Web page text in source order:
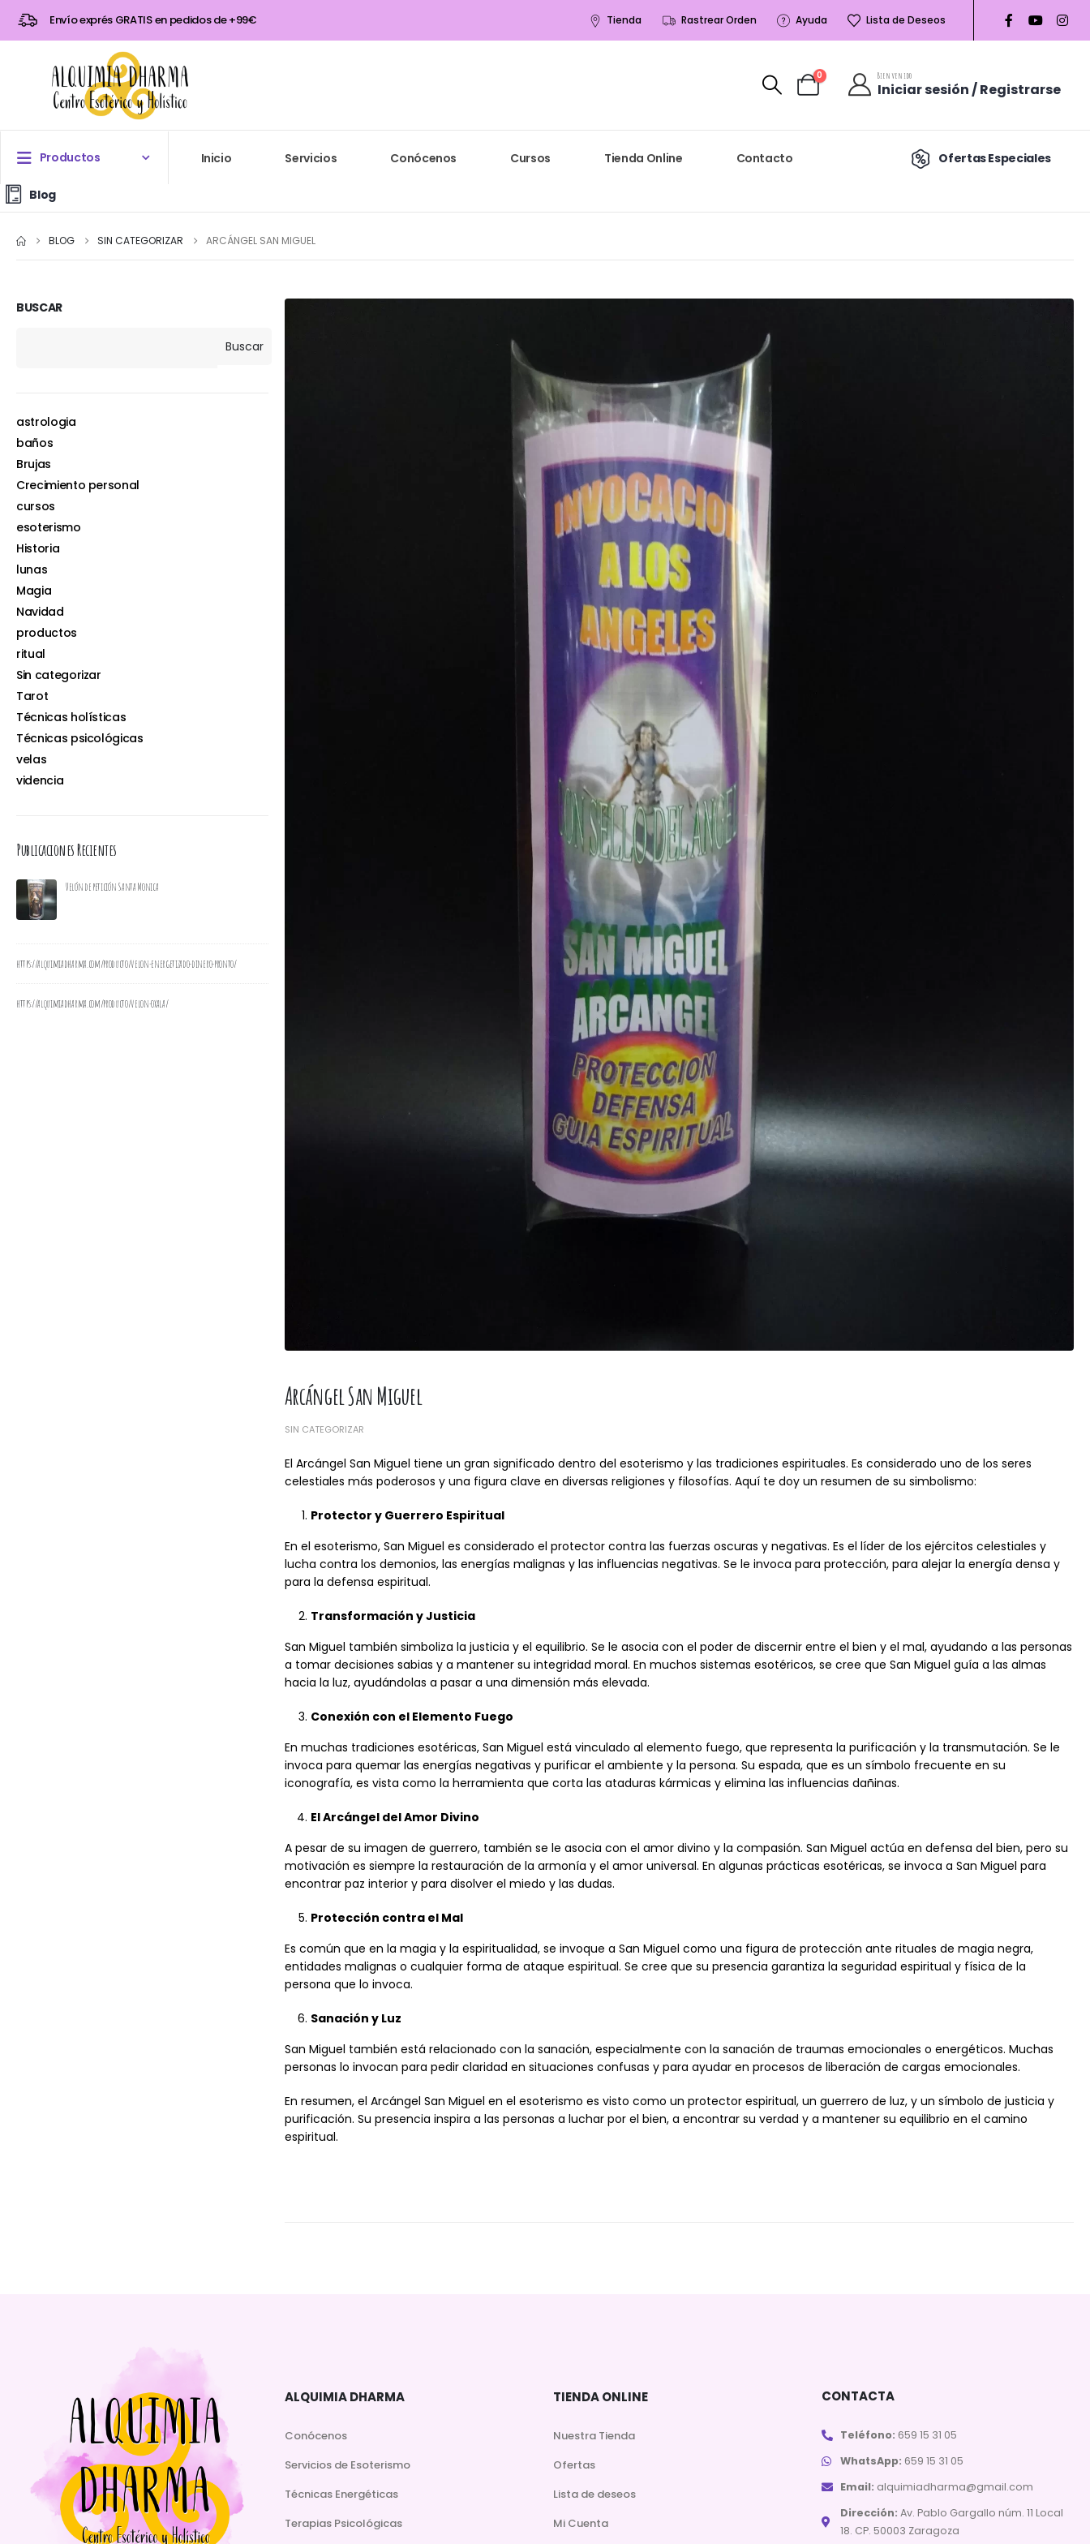
Envío exprés GRATIS en pedidos de +99€ Tienda Rastrear Orden Ayuda Lista de Deseos
0 Bienvenido
Iniciar sesión / Registrarse
Productos Inicio Servicios Conócenos Cursos Tienda Online Contacto Ofertas Especiales
Blog
BLOG SIN CATEGORIZAR ARCÁNGEL SAN MIGUEL
Arcángel San Miguel
SIN CATEGORIZAR
El Arcángel San Miguel tiene un gran significado dentro del esoterismo y las tradiciones espirituales. Es considerado uno de los seres
celestiales más poderosos y una figura clave en diversas religiones y filosofías. Aquí te doy un resumen de su simbolismo:
Protector y Guerrero Espiritual
En el esoterismo, San Miguel es considerado el protector contra las fuerzas oscuras y negativas. Es el líder de los ejércitos celestiales y
lucha contra los demonios, las energías malignas y las influencias negativas. Se le invoca para protección, para alejar la energía densa y
para la defensa espiritual.
Transformación y Justicia
San Miguel también simboliza la justicia y el equilibrio. Se le asocia con el poder de discernir entre el bien y el mal, ayudando a las personas
a tomar decisiones sabias y a mantener su integridad moral. En muchos sistemas esotéricos, se cree que San Miguel guía a las almas
hacia la luz, ayudándolas a pasar a una dimensión más elevada.
Conexión con el Elemento Fuego
En muchas tradiciones esotéricas, San Miguel está vinculado al elemento fuego, que representa la purificación y la transmutación. Se le
invoca para quemar las energías negativas y purificar el ambiente y la persona. Su espada, que es un símbolo frecuente en su
iconografía, es vista como la herramienta que corta las ataduras kármicas y elimina las influencias dañinas.
El Arcángel del Amor Divino
A pesar de su imagen de guerrero, también se le asocia con el amor divino y la compasión. San Miguel actúa en defensa del bien, pero su
motivación es siempre la restauración de la armonía y el amor universal. En algunas prácticas esotéricas, se invoca a San Miguel para
encontrar paz interior y para disolver el miedo y las dudas.
Protección contra el Mal
Es común que en la magia y la espiritualidad, se invoque a San Miguel como una figura de protección ante rituales de magia negra,
entidades malignas o cualquier forma de ataque espiritual. Se cree que su presencia garantiza la seguridad espiritual y física de la
persona que lo invoca.
Sanación y Luz
San Miguel también está relacionado con la sanación, especialmente con la sanación de traumas emocionales o energéticos. Muchas
personas lo invocan para pedir claridad en situaciones confusas y para ayudar en procesos de liberación de cargas emocionales.
En resumen, el Arcángel San Miguel en el esoterismo es visto como un protector espiritual, un guerrero de luz, y un símbolo de justicia y
purificación. Su presencia inspira a las personas a luchar por el bien, a encontrar su verdad y a mantener su equilibrio en el camino
espiritual.
BUSCAR
Buscar
astrologia
baños
Brujas
Crecimiento personal
cursos
esoterismo
Historia
lunas
Magia
Navidad
productos
ritual
Sin categorizar
Tarot
Técnicas holísticas
Técnicas psicológicas
velas
videncia
Publicaciones Recientes
Velón de petición Santa Monica
https://alquimiadharma.com/producto/velon-energetizado-dinero-pronto/
https://alquimiadharma.com/producto/velon-oxala/
ALQUIMIA DHARMA
Conócenos
Servicios de Esoterismo
Técnicas Energéticas
Terapias Psicológicas
TIENDA ONLINE
Nuestra Tienda
Ofertas
Lista de deseos
Mi Cuenta
CONTACTA
Teléfono: 659 15 31 05
WhatsApp: 659 15 31 05
Email: alquimiadharma@gmail.com
Dirección: Av. Pablo Gargallo núm. 11 Local
18. CP. 50003 Zaragoza